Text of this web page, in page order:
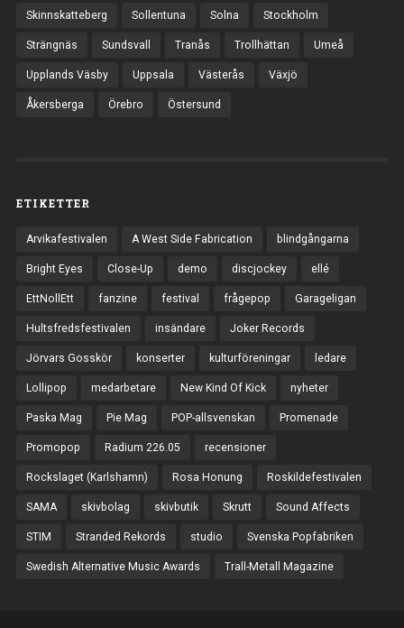
Skinnskatteberg Sollentuna Solna Stockholm
Strängnäs Sundsvall Tranås Trollhättan Umeå
Upplands Väsby Uppsala Västerås Växjö
Åkersberga Örebro Östersund
ETIKETTER
Arvikafestivalen A West Side Fabrication blindgångarna
Bright Eyes Close-Up demo discjockey ellé
EttNollEtt fanzine festival frågepop Garageligan
Hultsfredsfestivalen insändare Joker Records
Jörvars Gosskör konserter kulturföreningar ledare
Lollipop medarbetare New Kind Of Kick nyheter
Paska Mag Pie Mag POP-allsvenskan Promenade
Promopop Radium 226.05 recensioner
Rockslaget (Karlshamn) Rosa Honung Roskildefestivalen
SAMA skivbolag skivbutik Skrutt Sound Affects
STIM Stranded Rekords studio Svenska Popfabriken
Swedish Alternative Music Awards Trall-Metall Magazine